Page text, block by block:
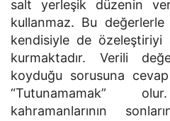
salt yerleşik düzenin
kullanmaz. Bu
kendisiyle de
kurmaktadır. Verili
koyduğu sorusuna
“Tutunamamak”
kahramanlarının